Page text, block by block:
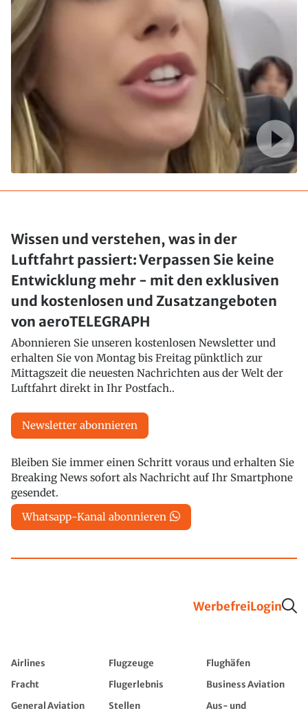
Wissen und verstehen, was in der
Luftfahrt passiert: Verpassen Sie keine
Entwicklung mehr - mit den exklusiven
und kostenlosen und Zusatzangeboten
von aeroTELEGRAPH
Abonnieren Sie unseren kostenlosen Newsletter und
erhalten Sie von Montag bis Freitag pünktlich zur
Mittagszeit die neuesten Nachrichten aus der Welt der
Luftfahrt direkt in Ihr Postfach..
Newsletter abonnieren
Bleiben Sie immer einen Schritt voraus und erhalten Sie
Breaking News sofort als Nachricht auf Ihr Smartphone
gesendet.
Whatsapp-Kanal abonnieren
WerbefreiLogin
Airlines Flugzeuge
Flughäfen
Fracht
Flugerlebnis
Business Aviation
General Aviation
Stellen
Aus- und